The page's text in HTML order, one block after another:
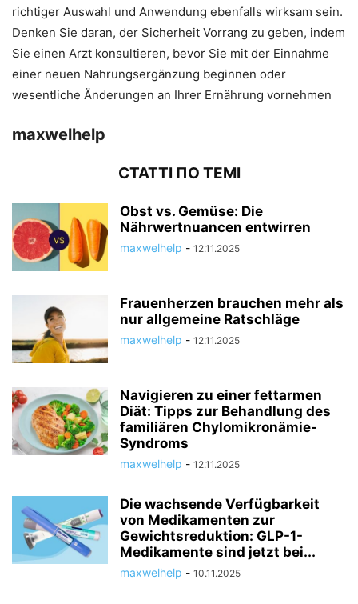
richtiger Auswahl und Anwendung ebenfalls wirksam sein.
Denken Sie daran, der Sicherheit Vorrang zu geben, indem
Sie einen Arzt konsultieren, bevor Sie mit der Einnahme
einer neuen Nahrungsergänzung beginnen oder
wesentliche Änderungen an Ihrer Ernährung vornehmen
maxwelhelp
СТАТТІ ПО ТЕМІ
Obst vs. Gemüse: Die
Nährwertnuancen entwirren
maxwelhelp - 12.11.2025
Frauenherzen brauchen mehr als
nur allgemeine Ratschläge
maxwelhelp - 12.11.2025
Navigieren zu einer fettarmen
Diät: Tipps zur Behandlung des
familiären Chylomikronämie-
Syndroms
maxwelhelp - 12.11.2025
Die wachsende Verfügbarkeit
von Medikamenten zur
Gewichtsreduktion: GLP-1-
Medikamente sind jetzt bei...
maxwelhelp - 10.11.2025